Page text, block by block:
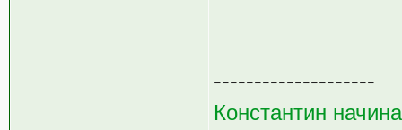
--------------------
Константин